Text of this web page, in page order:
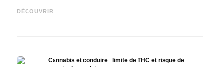
DÉCOUVRIR
automédication et ce que
Cannabis et conduire : limite de THC et risque de